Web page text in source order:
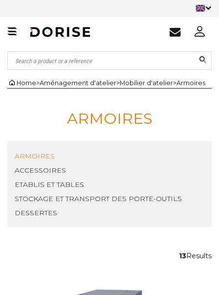
Home>Aménagement d'atelier>Mobilier d'atelier>Armoires
ARMOIRES
ARMOIRES
ACCESSOIRES
ETABLIS ET TABLES
STOCKAGE ET TRANSPORT DES PORTE-OUTILS
DESSERTES
13Results